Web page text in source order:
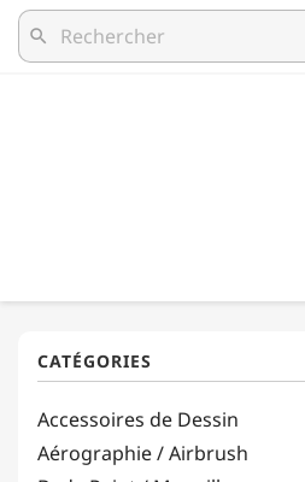
search
Accessoires de Dessin
Aérographie / Airbrush